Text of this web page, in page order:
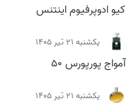
کیو ادوپرفیوم اینتنس
يكشنبه 21 تیر 1405
آمواج پورپورس 50
يكشنبه 21 تیر 1405